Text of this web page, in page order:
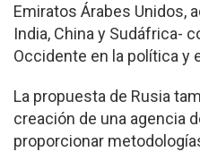
Emiratos Árabes Unidos,
India, China y Sudáfrica-
Occidente en la política y
La propuesta de Rusia
creación de una agencia
proporcionar